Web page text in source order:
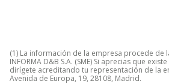
(1) La información de la empresa procede de
INFORMA D&B S.A. (SME) Si aprecias que
dirígete acreditando tu representación de la
Avenida de Europa, 19, 28108, Madrid.